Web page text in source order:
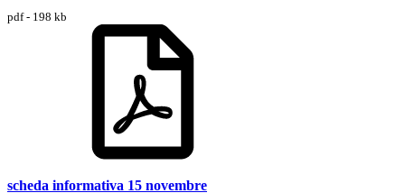
pdf - 198 kb
scheda informativa 15 novembre